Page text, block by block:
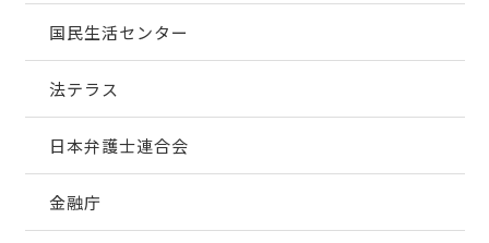
国民生活センター
法テラス
日本弁護士連合会
金融庁